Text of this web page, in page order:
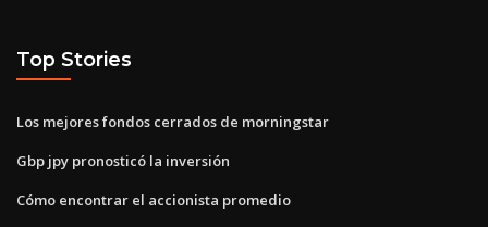
Top Stories
Los mejores fondos cerrados de morningstar
Gbp jpy pronosticó la inversión
Cómo encontrar el accionista promedio